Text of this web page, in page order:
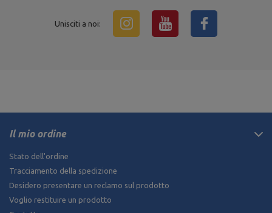
Unisciti a noi:
Il mio ordine
Stato dell'ordine
Tracciamento della spedizione
Desidero presentare un reclamo sul prodotto
Voglio restituire un prodotto